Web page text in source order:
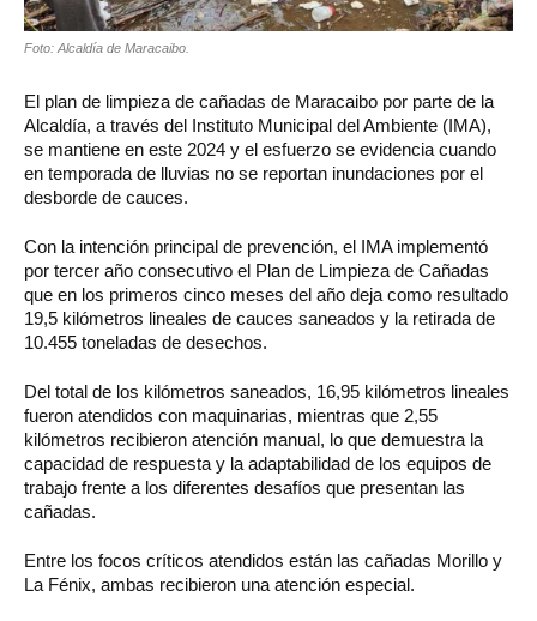
Foto: Alcaldía de Maracaibo.
El plan de limpieza de cañadas de Maracaibo por parte de la
Alcaldía, a través del Instituto Municipal del Ambiente (IMA),
se mantiene en este 2024 y el esfuerzo se evidencia cuando
en temporada de lluvias no se reportan inundaciones por el
desborde de cauces.
Con la intención principal de prevención, el IMA implementó
por tercer año consecutivo el Plan de Limpieza de Cañadas
que en los primeros cinco meses del año deja como resultado
19,5 kilómetros lineales de cauces saneados y la retirada de
10.455 toneladas de desechos.
Del total de los kilómetros saneados, 16,95 kilómetros lineales
fueron atendidos con maquinarias, mientras que 2,55
kilómetros recibieron atención manual, lo que demuestra la
capacidad de respuesta y la adaptabilidad de los equipos de
trabajo frente a los diferentes desafíos que presentan las
cañadas.
Entre los focos críticos atendidos están las cañadas Morillo y
La Fénix, ambas recibieron una atención especial.